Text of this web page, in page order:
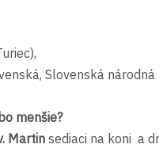
Slovenská národná
menšie?
Martin sediaci na koni a